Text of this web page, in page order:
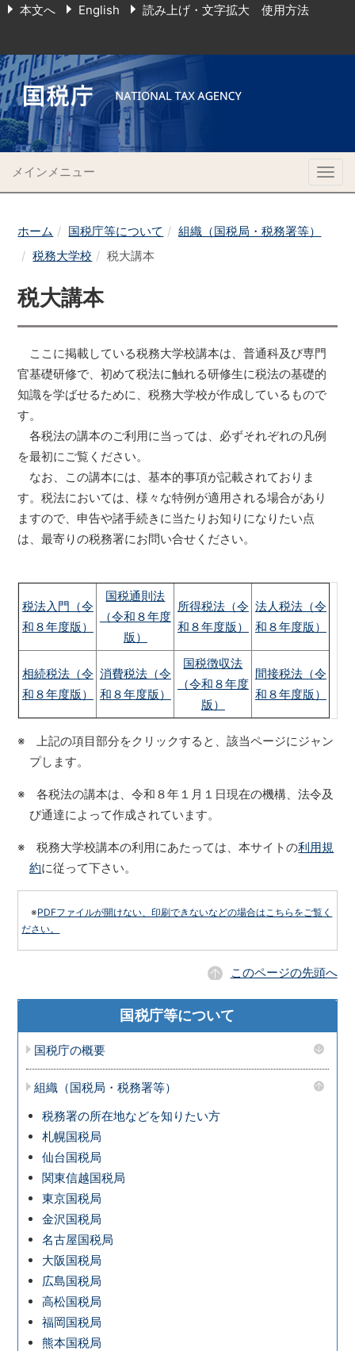
本文へ English 読み上げ・文字拡大 使用方法
メインメニュー
ホーム 国税庁等について
組織（国税局・税務署等）
税務大学校
税大講本
税大講本
ここに掲載している税務大学校講本は、普通科及び専門
官基礎研修で、初めて税法に触れる研修生に税法の基礎的
知識を学ばせるために、税務大学校が作成しているもので
す。
各税法の講本のご利用に当っては、必ずそれぞれの凡例
を最初にご覧ください。
なお、この講本には、基本的事項が記載されておりま
す。税法においては、様々な特例が適用される場合があり
ますので、申告や諸手続きに当たりお知りになりたい点
は、最寄りの税務署にお問い合せください。
税法入門（令
和８年度版）
国税通則法
（令和８年度
版）
所得税法（令
和８年度版）
法人税法（令
和８年度版）
相続税法（令
和８年度版）
消費税法（令
和８年度版）
国税徴収法
（令和８年度
版）
間接税法（令
和８年度版）
※ 上記の項目部分をクリックすると、該当ページにジャン
プします。
※ 各税法の講本は、令和８年１月１日現在の機構、法令及
び通達によって作成されています。
※ 税務大学校講本の利用にあたっては、本サイトの利用規
約に従って下さい。
※PDFファイルが開けない、印刷できないなどの場合はこちらをご覧く
ださい。
このページの先頭へ
国税庁等について
国税庁の概要
組織（国税局・税務署等）
税務署の所在地などを知りたい方
札幌国税局
仙台国税局
関東信越国税局
東京国税局
金沢国税局
名古屋国税局
大阪国税局
広島国税局
高松国税局
福岡国税局
熊本国税局